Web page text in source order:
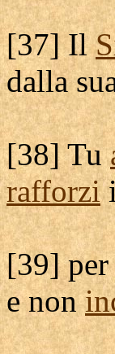
[37] Il
dalla
[38] Tu
rafforzi
[39]
e non